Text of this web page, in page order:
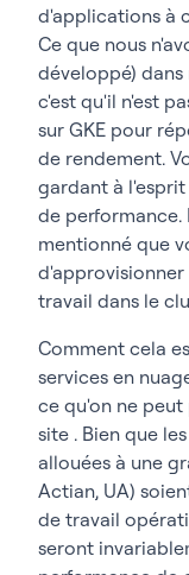
d'applications à
Ce que nous
développé)
c'est qu'il n'est
sur GKE pour
de rendement.
gardant à
de performance.
mentionné que
travail dans le
Comment cela
services en
ce qu'on ne
site . Bien que
allouées à une
Actian, UA)
de travail
seront